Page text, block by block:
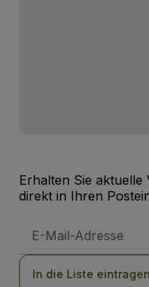
Erhalten Sie
direkt in Ihren
Mail-
In die Liste eintragen